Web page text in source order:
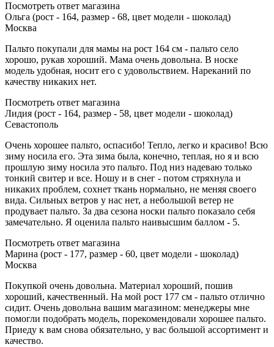
Посмотреть ответ магазина
Ольга (рост - 164, размер - 68, цвет модели - шоколад)
Москва
Пальто покупали для мамы на рост 164 см - пальто село
хорошо, рукав хороший. Мама очень довольна. В носке
модель удобная, носит его с удовольствием. Нареканий по
качеству никаких нет.
Посмотреть ответ магазина
Лидия (рост - 164, размер - 58, цвет модели - шоколад)
Севастополь
Очень хорошее пальто, оспасибо! Тепло, легко и красиво! Всю
зиму носила его. Эта зима была, конечно, теплая, но я и всю
прошлую зиму носила это пальто. Под низ надеваю только
тонкий свитер и все. Ношу и в снег - потом стряхнула и
никаких проблем, сохнет ткань нормально, не меняя своего
вида. Сильных ветров у нас нет, а небольшой ветер не
продувает пальто. За два сезона носки пальто показало себя
замечательно. Я оценила пальто наивысшим баллом - 5.
Посмотреть ответ магазина
Марина (рост - 177, размер - 60, цвет модели - шоколад)
Москва
Покупкой очень довольна. Материал хороший, пошив
хороший, качественный. На мой рост 177 см - пальто отлично
сидит. Очень довольна вашим магазином: менеджеры мне
помогли подобрать модель, порекомендовали хорошее пальто.
Приеду к вам снова обязательно, у вас большой ассортимент и
качество.